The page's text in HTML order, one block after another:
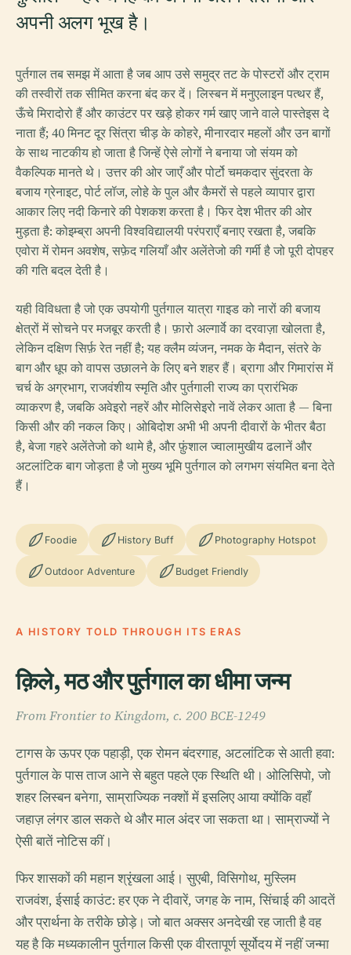
अपनी अलग भूख है।
पुर्तगाल तब समझ में आता है जब आप उसे समुद्र तट के पोस्टरों और ट्राम
की तस्वीरों तक सीमित करना बंद कर दें। लिस्बन में मनुएलाइन पत्थर हैं,
ऊँचे मिरादोरो हैं और काउंटर पर खड़े होकर गर्म खाए जाने वाले पास्तेइस दे
नाता हैं; 40 मिनट दूर सिंत्रा चीड़ के कोहरे, मीनारदार महलों और उन बागों
के साथ नाटकीय हो जाता है जिन्हें ऐसे लोगों ने बनाया जो संयम को
वैकल्पिक मानते थे। उत्तर की ओर जाएँ और पोर्टो चमकदार सुंदरता के
बजाय ग्रेनाइट, पोर्ट लॉज, लोहे के पुल और कैमरों से पहले व्यापार द्वारा
आकार लिए नदी किनारे की पेशकश करता है। फिर देश भीतर की ओर
मुड़ता है: कोइम्ब्रा अपनी विश्वविद्यालयी परंपराएँ बनाए रखता है, जबकि
एवोरा में रोमन अवशेष, सफ़ेद गलियाँ और अलेंतेजो की गर्मी है जो पूरी दोपहर
की गति बदल देती है।
यही विविधता है जो एक उपयोगी पुर्तगाल यात्रा गाइड को नारों की बजाय
क्षेत्रों में सोचने पर मजबूर करती है। फ़ारो अल्गार्वे का दरवाज़ा खोलता है,
लेकिन दक्षिण सिर्फ़ रेत नहीं है; यह क्लैम व्यंजन, नमक के मैदान, संतरे के
बाग और धूप को वापस उछालने के लिए बने शहर हैं। ब्रागा और गिमारांस में
चर्च के अग्रभाग, राजवंशीय स्मृति और पुर्तगाली राज्य का प्रारंभिक
व्याकरण है, जबकि अवेइरो नहरें और मोलिसेइरो नावें लेकर आता है — बिना
किसी और की नकल किए। ओबिदोश अभी भी अपनी दीवारों के भीतर बैठा
है, बेजा गहरे अलेंतेजो को थामे है, और फ़ुंशाल ज्वालामुखीय ढलानें और
अटलांटिक बाग जोड़ता है जो मुख्य भूमि पुर्तगाल को लगभग संयमित बना देते
हैं।
Foodie History Buff Photography Hotspot
Outdoor Adventure Budget Friendly
A HISTORY TOLD THROUGH ITS ERAS
क़िले, मठ और पुर्तगाल का धीमा जन्म
From Frontier to Kingdom, c. 200 BCE-1249
टागस के ऊपर एक पहाड़ी, एक रोमन बंदरगाह, अटलांटिक से आती हवा:
पुर्तगाल के पास ताज आने से बहुत पहले एक स्थिति थी। ओलिसिपो, जो
शहर लिस्बन बनेगा, साम्राज्यिक नक्शों में इसलिए आया क्योंकि वहाँ
जहाज़ लंगर डाल सकते थे और माल अंदर जा सकता था। साम्राज्यों ने
ऐसी बातें नोटिस कीं।
फिर शासकों की महान श्रृंखला आई। सुएबी, विसिगोथ, मुस्लिम
राजवंश, ईसाई काउंट: हर एक ने दीवारें, जगह के नाम, सिंचाई की आदतें
और प्रार्थना के तरीके छोड़े। जो बात अक्सर अनदेखी रह जाती है वह
यह है कि मध्यकालीन पुर्तगाल किसी एक वीरतापूर्ण सूर्योदय में नहीं जन्मा